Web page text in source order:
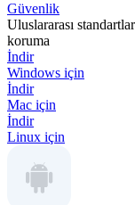
Güvenlik
Uluslararası
koruma
İndir
Windows için
İndir
Mac için
İndir
Linux için